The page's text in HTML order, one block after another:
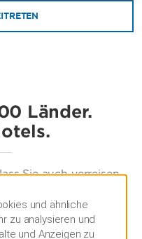
Länder.
Sie auch verreisen,
genau das, was Sie
im Rahmen unseres
Rewards-
und ähnliche
zu analysieren und
und Anzeigen zu